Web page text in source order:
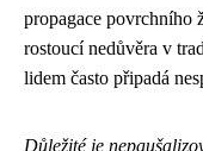
propagace povrchního
rostoucí nedůvěra v
lidem často připadá
Důležité je